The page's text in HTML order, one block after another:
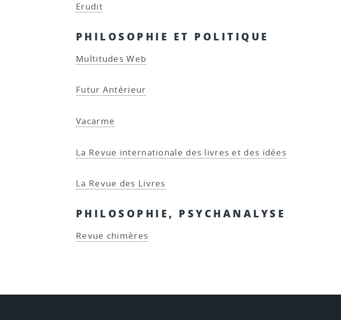
Erudit
PHILOSOPHIE ET POLITIQUE
Multitudes Web
Futur Antérieur
Vacarme
La Revue internationale des livres et des idées
La Revue des Livres
PHILOSOPHIE, PSYCHANALYSE
Revue chimères